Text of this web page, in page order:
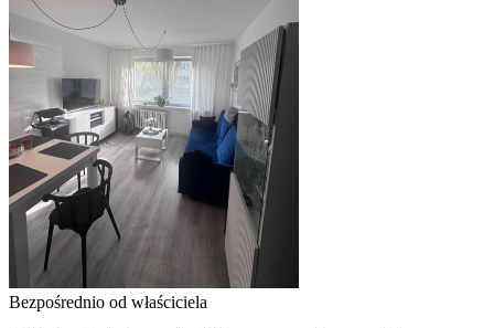
Bezpośrednio od właściciela